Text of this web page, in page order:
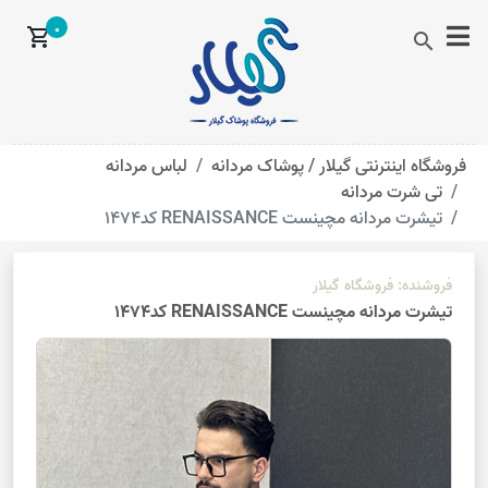
search
shopping_cart0
فروشگاه اینترنتی گیلار /پوشاک مردانه
لباس مردانه
تی شرت مردانه
تیشرت مردانه مچینست RENAISSANCE کد1474
فروشنده: فروشگاه گیلار
تیشرت مردانه مچینست RENAISSANCE کد1474